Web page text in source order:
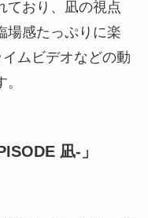
ており、凪の視点
場感たっぷりに楽
ムビデオなどの動
凪-」